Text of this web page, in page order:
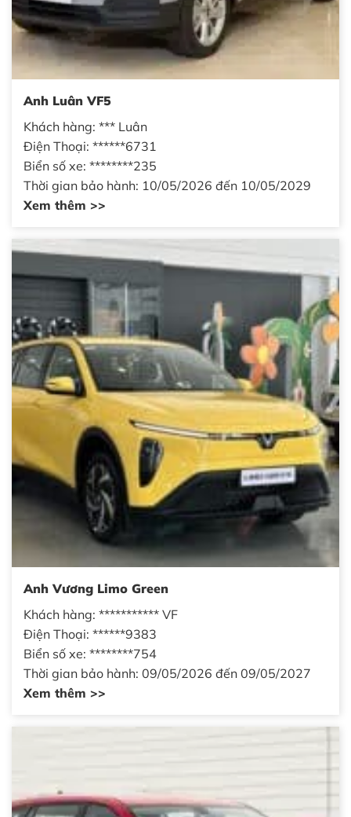
Anh Luân VF5
Khách hàng: *** Luân
Điện Thoại: ******6731
Biển số xe: ********235
Thời gian bảo hành: 10/05/2026 đến 10/05/2029
Xem thêm >>
Anh Vương Limo Green
Khách hàng: *********** VF
Điện Thoại: ******9383
Biển số xe: ********754
Thời gian bảo hành: 09/05/2026 đến 09/05/2027
Xem thêm >>